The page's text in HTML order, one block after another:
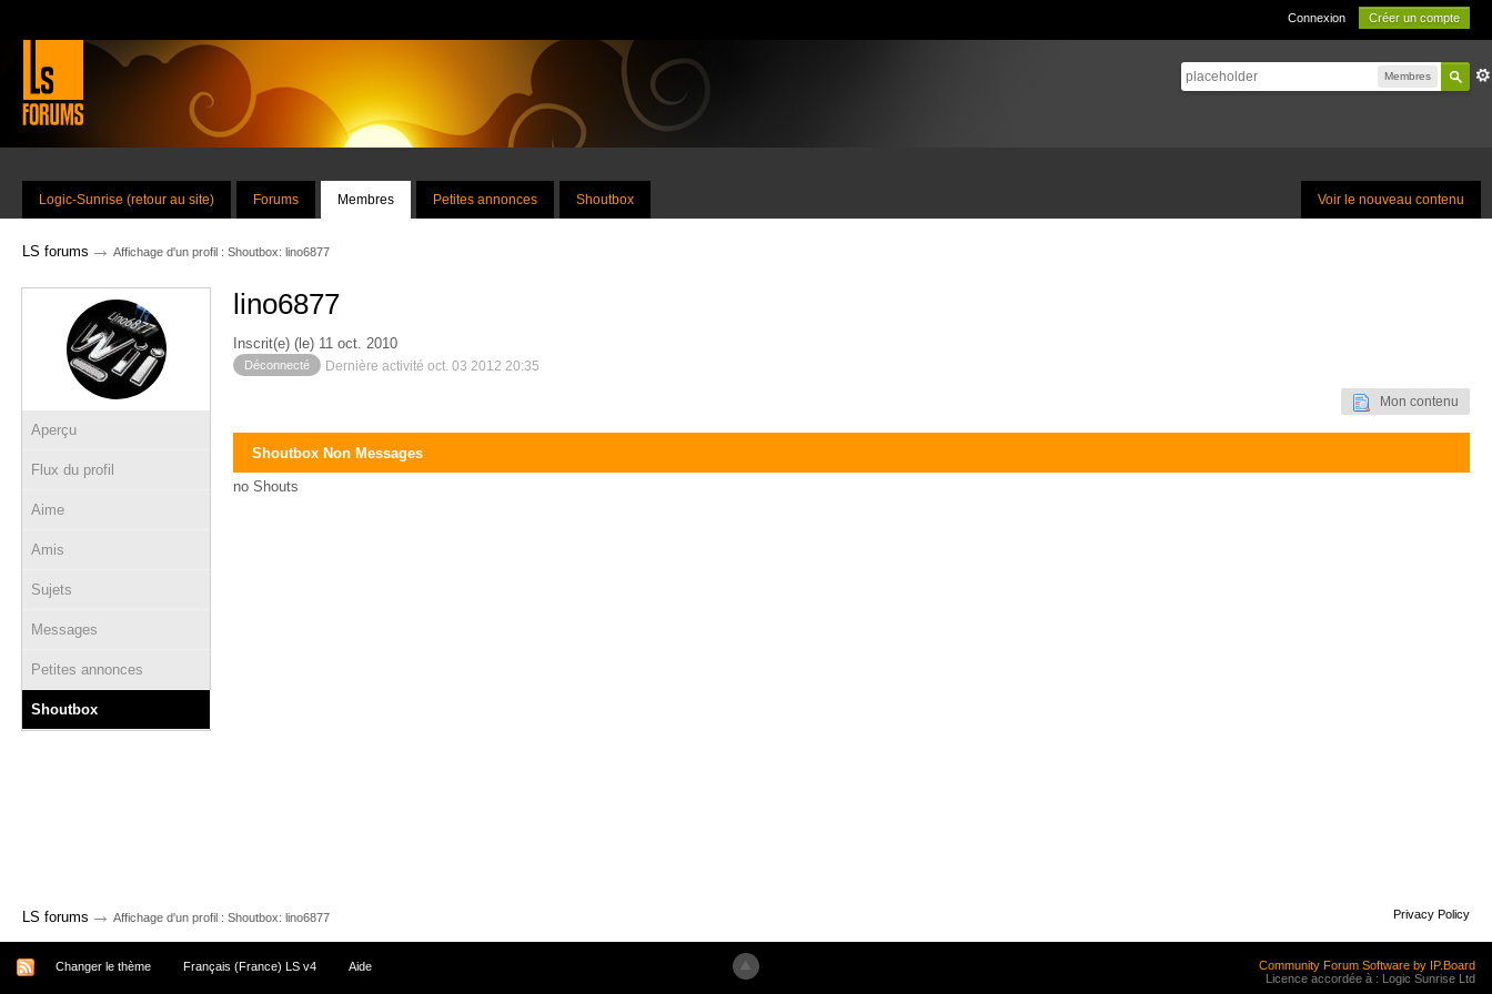
Connexion Créer un compte
Membres
Voir le nouveau contenu
Logic-Sunrise (retour au site) Forums Membres Petites annonces Shoutbox
LS forums → Affichage d'un profil : Shoutbox: lino6877
Aperçu
Flux du profil
Aime
Amis
Sujets
Messages
Petites annonces
Shoutbox
lino6877
Inscrit(e) (le) 11 oct. 2010
Déconnecté Dernière activité oct. 03 2012 20:35
Mon contenu
Shoutbox Non Messages
no Shouts
LS forums → Affichage d'un profil : Shoutbox: lino6877 Privacy Policy
Changer le thème Français (France) LS v4 Aide
Community Forum Software by IP.Board
Licence accordée à : Logic Sunrise Ltd